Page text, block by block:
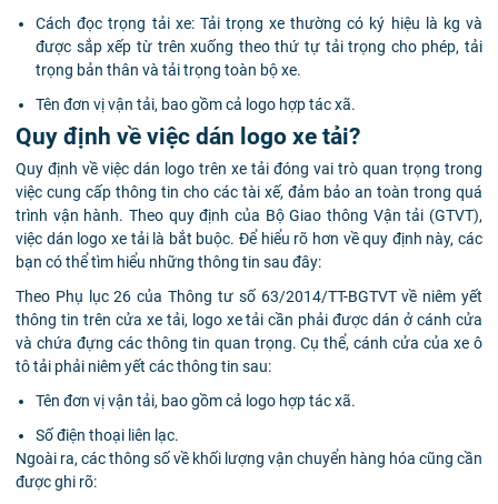
Cách đọc trọng tải xe: Tải trọngxe thường có ký hiệu là kg và
được sắp xếp từ trên xuống theo thứ tự tải trọng cho phép, tải
trọng bản thân và tải trọng toàn bộ xe.
Tên đơn vị vận tải, bao gồm cả logo hợp tác xã.
Quy định về việc dán logo xe tải?
Quy định về việc dán logo trên xe tải đóng vai trò quan trọng trong
việc cung cấp thông tin cho các tài xế, đảm bảo an toàn trong quá
trình vận hành. Theo quy định của Bộ Giao thông Vận tải (GTVT),
việc dán logo xe tải là bắt buộc. Để hiểu rõ hơn về quy định này, các
bạn có thể tìm hiểu những thông tin sau đây:
Theo Phụ lục 26 của Thông tư số 63/2014/TT-BGTVT về niêm yết
thông tin trên cửa xe tải, logo xe tải cần phải được dán ở cánh cửa
và chứa đựng các thông tin quan trọng. Cụ thể, cánh cửa của xe ô
tô tải phải niêm yết các thông tin sau:
Tên đơn vị vận tải, bao gồm cả logo hợp tác xã.
Số điện thoại liên lạc.
Ngoài ra, các thông số về khối lượng vận chuyển hàng hóa cũng cần
được ghi rõ: